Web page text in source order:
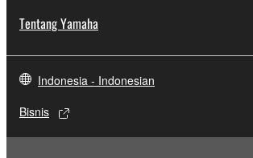
Tentang Yamaha
Indonesia - Indonesian
Bisnis